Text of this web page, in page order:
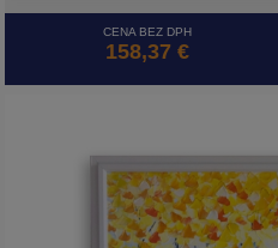
CENA BEZ DPH
158,37 €